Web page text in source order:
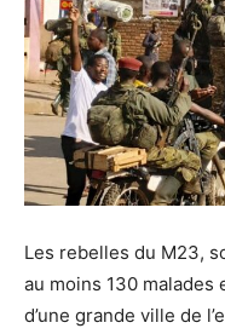
Les rebelles du M23,
au moins 130 malades
d’une grande ville de